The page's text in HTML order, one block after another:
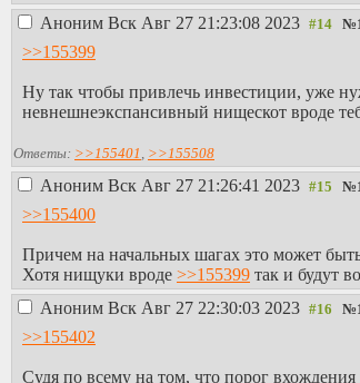
Аноним Вск Авг 27 21:23:08 2023 №
>>155399
Ну так чтобы привлечь инвестиции, уже
невнешнеэкспансивный нищескот вроде
Ответы: >>155401 , >>155508
Аноним Вск Авг 27 21:26:41 2023 №
>>155400
Причем на начальных шагах это может
Хотя нищуки вроде >>155399 так и будут
Аноним Вск Авг 27 22:30:03 2023 №
>>155402
Судя по всему на том, что порог